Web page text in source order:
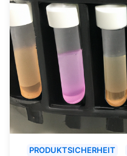
PRODUKTSICHERHEIT